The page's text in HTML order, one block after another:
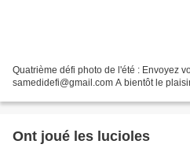
Quatrième défi photo de l'été : Envoyez
samedidefi@gmail.com A bientôt le
Ont joué les lucioles